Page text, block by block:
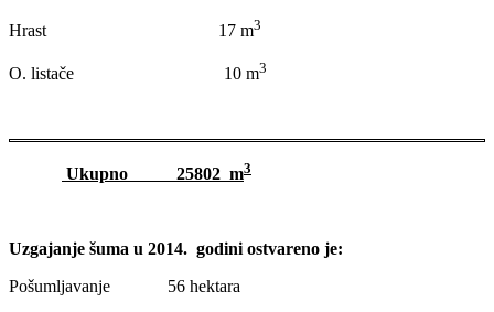
Hrast 17 m3
O. listače 10 m3
Ukupno 25802 m3
Uzgajanje šuma u 2014. godini ostvareno je:
Pošumljavanje 56 hektara